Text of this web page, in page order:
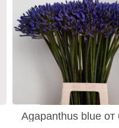
Agapanthus blue от